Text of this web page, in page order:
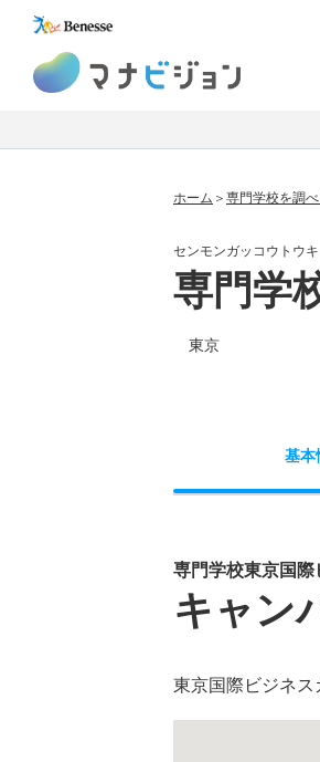
ホーム 専門学校を調
センモンガッコウトウ
専門学
東京
基本
専門学校東京国
キャン
東京国際ビジネス